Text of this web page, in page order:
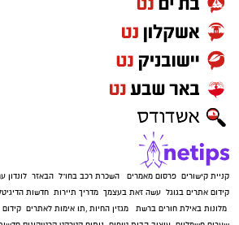
קניית קישורים פרסום מאמרים השכרת רכב בחו"ל הבאזר לונדון
קידום אתרים בגוגל עשה זאת בעצמך מדריך תיירות חדשות
מלונות באילת חורים ברשת מגזין החיות ,תו אימות לאתרים קידום AI